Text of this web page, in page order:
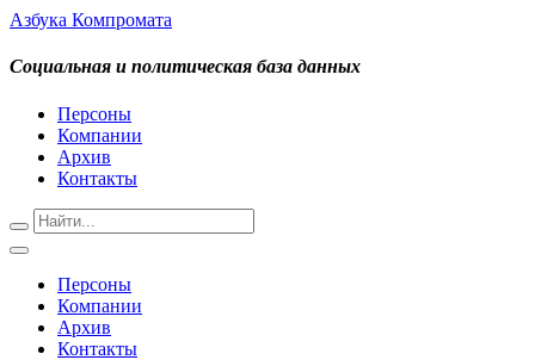
Азбука Компромата
Социальная и политическая база данных
Персоны
Компании
Архив
Контакты
Персоны
Компании
Архив
Контакты